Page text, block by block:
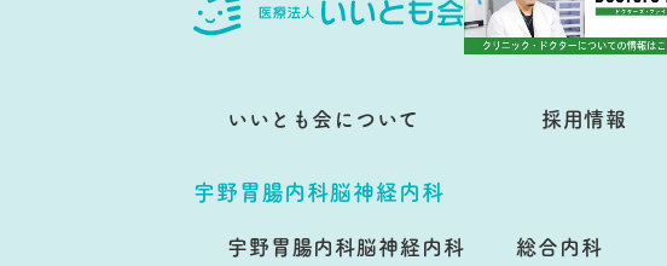
いいとも会について 採用情報
宇野胃腸内科脳神経内科
宇野胃腸内科脳神経内科 総合内科